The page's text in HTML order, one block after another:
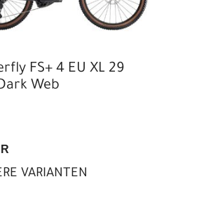
FS+ 4 EU XL 29
Web
VARIANTEN